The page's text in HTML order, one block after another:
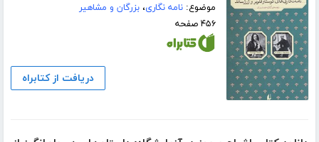
موضوع:نامه نگاری،بزرگان و مشاهیر
۴۵۶ صفحه
دریافت از کتابراه